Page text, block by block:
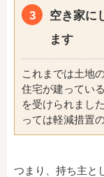
空き家に
ます
これまでは土地
住宅が建ってい
を受けられまし
っては軽減措置
つまり、持ち主と